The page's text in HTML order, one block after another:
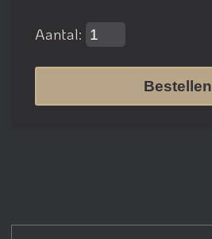
Aantal:
Bestellen